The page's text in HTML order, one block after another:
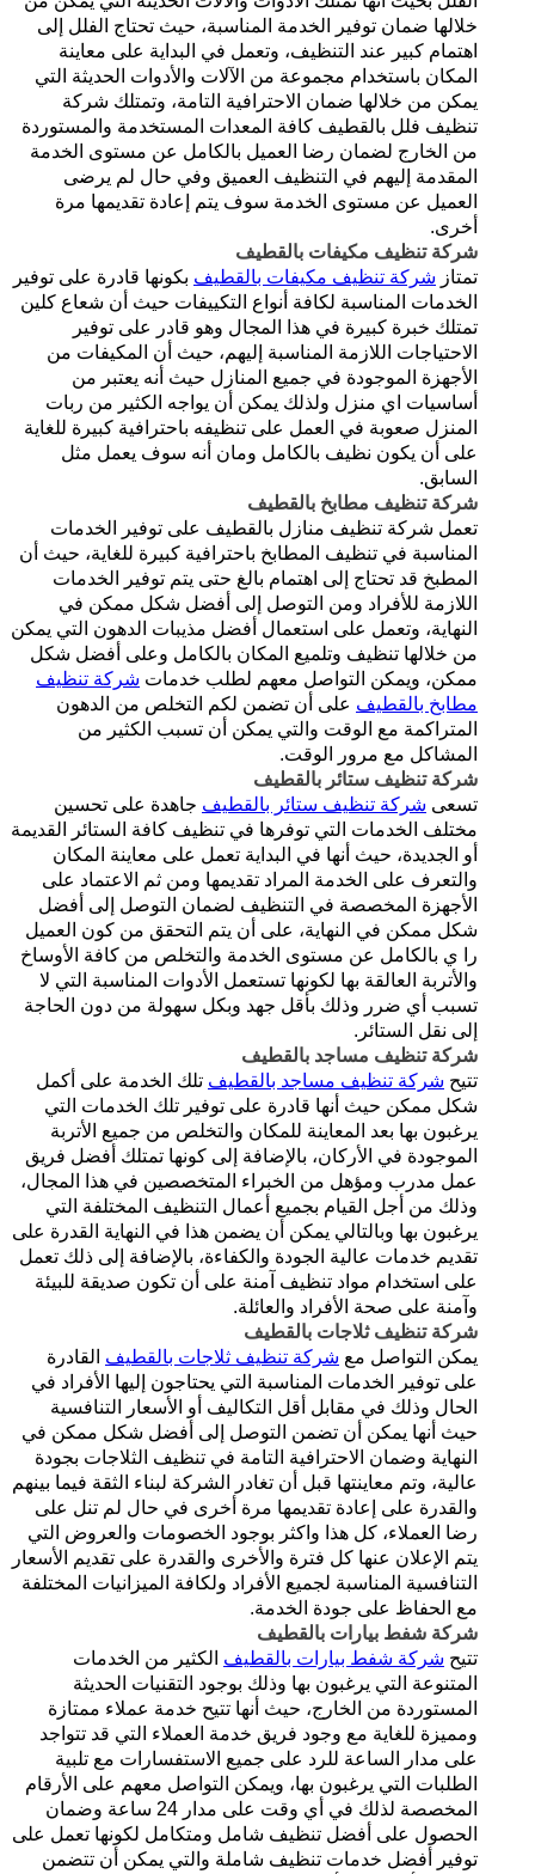
خلالها ضمان توفير الخدمة المناسبة، حيث تحتاج الفلل إلى
اهتمام كبير عند التنظيف، وتعمل في البداية على معاينة
المكان باستخدام مجموعة من الآلات والأدوات الحديثة التي
يمكن من خلالها ضمان الاحترافية التامة، وتمتلك شركة
تنظيف فلل بالقطيف كافة المعدات المستخدمة والمستوردة
من الخارج لضمان رضا العميل بالكامل عن مستوى الخدمة
المقدمة إليهم في التنظيف العميق وفي حال لم يرضى
العميل عن مستوى الخدمة سوف يتم إعادة تقديمها مرة
أخرى.
شركة تنظيف مكيفات بالقطيف
تمتاز شركة تنظيف مكيفات بالقطيف بكونها قادرة على توفير
الخدمات المناسبة لكافة أنواع التكييفات حيث أن شعاع كلين
تمتلك خبرة كبيرة في هذا المجال وهو قادر على توفير
الاحتياجات اللازمة المناسبة إليهم، حيث أن المكيفات من
الأجهزة الموجودة في جميع المنازل حيث أنه يعتبر من
أساسيات اي منزل ولذلك يمكن أن يواجه الكثير من ربات
المنزل صعوبة في العمل على تنظيفه باحترافية كبيرة للغاية
على أن يكون نظيف بالكامل ومان أنه سوف يعمل مثل
السابق.
شركة تنظيف مطابخ بالقطيف
تعمل شركة تنظيف منازل بالقطيف على توفير الخدمات
المناسبة في تنظيف المطابخ باحترافية كبيرة للغاية، حيث أن
المطبخ قد تحتاج إلى اهتمام بالغ حتى يتم توفير الخدمات
اللازمة للأفراد ومن التوصل إلى أفضل شكل ممكن في
النهاية، وتعمل على استعمال أفضل مذيبات الدهون التي يمكن
من خلالها تنظيف وتلميع المكان بالكامل وعلى أفضل شكل
ممكن، ويمكن التواصل معهم لطلب خدمات شركة تنظيف
مطابخ بالقطيف على أن تضمن لكم التخلص من الدهون
المتراكمة مع الوقت والتي يمكن أن تسبب الكثير من
المشاكل مع مرور الوقت.
شركة تنظيف ستائر بالقطيف
تسعى شركة تنظيف ستائر بالقطيف جاهدة على تحسين
مختلف الخدمات التي توفرها في تنظيف كافة الستائر القديمة
أو الجديدة، حيث أنها في البداية تعمل على معاينة المكان
والتعرف على الخدمة المراد تقديمها ومن ثم الاعتماد على
الأجهزة المخصصة في التنظيف لضمان التوصل إلى أفضل
شكل ممكن في النهاية، على أن يتم التحقق من كون العميل
را ي بالكامل عن مستوى الخدمة والتخلص من كافة الأوساخ
والأتربة العالقة بها لكونها تستعمل الأدوات المناسبة التي لا
تسبب أي ضرر وذلك بأقل جهد وبكل سهولة من دون الحاجة
إلى نقل الستائر.
شركة تنظيف مساجد بالقطيف
تتيح شركة تنظيف مساجد بالقطيف تلك الخدمة على أكمل
شكل ممكن حيث أنها قادرة على توفير تلك الخدمات التي
يرغبون بها بعد المعاينة للمكان والتخلص من جميع الأتربة
الموجودة في الأركان، بالإضافة إلى كونها تمتلك أفضل فريق
عمل مدرب ومؤهل من الخبراء المتخصصين في هذا المجال،
وذلك من أجل القيام بجميع أعمال التنظيف المختلفة التي
يرغبون بها وبالتالي يمكن أن يضمن هذا في النهاية القدرة على
تقديم خدمات عالية الجودة والكفاءة، بالإضافة إلى ذلك تعمل
على استخدام مواد تنظيف آمنة على أن تكون صديقة للبيئة
وآمنة على صحة الأفراد والعائلة.
شركة تنظيف ثلاجات بالقطيف
يمكن التواصل مع شركة تنظيف ثلاجات بالقطيف القادرة
على توفير الخدمات المناسبة التي يحتاجون إليها الأفراد في
الحال وذلك في مقابل أقل التكاليف أو الأسعار التنافسية
حيث أنها يمكن أن تضمن التوصل إلى أفضل شكل ممكن في
النهاية وضمان الاحترافية التامة في تنظيف الثلاجات بجودة
عالية، وتم معاينتها قبل أن تغادر الشركة لبناء الثقة فيما بينهم
والقدرة على إعادة تقديمها مرة أخرى في حال لم تنل على
رضا العملاء، كل هذا واكثر بوجود الخصومات والعروض التي
يتم الإعلان عنها كل فترة والأخرى والقدرة على تقديم الأسعار
التنافسية المناسبة لجميع الأفراد ولكافة الميزانيات المختلفة
مع الحفاظ على جودة الخدمة.
شركة شفط بيارات بالقطيف
تتيح شركة شفط بيارات بالقطيف الكثير من الخدمات
المتنوعة التي يرغبون بها وذلك بوجود التقنيات الحديثة
المستوردة من الخارج، حيث أنها تتيح خدمة عملاء ممتازة
ومميزة للغاية مع وجود فريق خدمة العملاء التي قد تتواجد
على مدار الساعة للرد على جميع الاستفسارات مع تلبية
الطلبات التي يرغبون بها، ويمكن التواصل معهم على الأرقام
المخصصة لذلك في أي وقت على مدار 24 ساعة وضمان
الحصول على أفضل تنظيف شامل ومتكامل لكونها تعمل على
توفير أفضل خدمات تنظيف شاملة والتي يمكن أن تتضمن